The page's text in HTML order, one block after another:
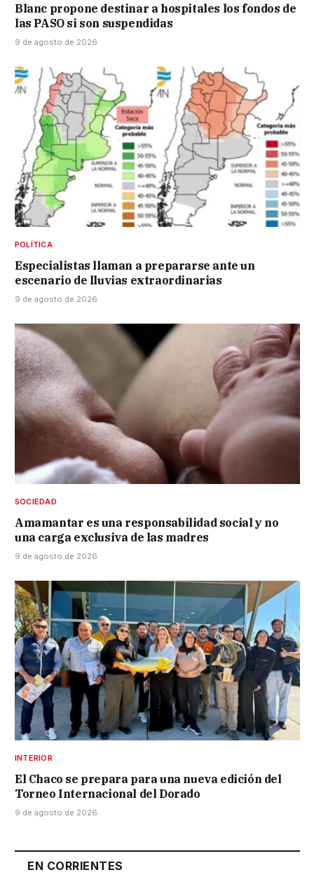
Blanc propone destinar a hospitales los fondos de
las PASO si son suspendidas
9 de agosto de 2026
POLÍTICA
Especialistas llaman a prepararse ante un
escenario de lluvias extraordinarias
9 de agosto de 2026
SOCIEDAD
Amamantar es una responsabilidad social y no
una carga exclusiva de las madres
9 de agosto de 2026
INTERIOR
El Chaco se prepara para una nueva edición del
Torneo Internacional del Dorado
9 de agosto de 2026
EN CORRIENTES